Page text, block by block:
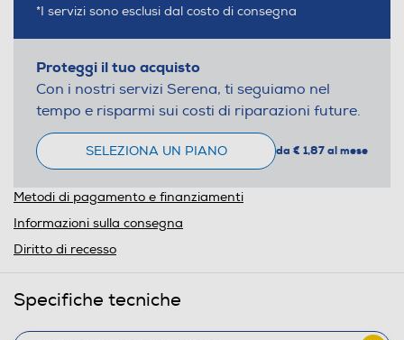
*I servizi sono esclusi dal costo di consegna
Proteggi il tuo acquisto
Con i nostri servizi Serena, ti seguiamo nel
tempo e risparmi sui costi di riparazioni future.
SELEZIONA UN PIANO da € 1,87 al mese
Metodi di pagamento e finanziamenti
Informazioni sulla consegna
Diritto di recesso
Specifiche tecniche